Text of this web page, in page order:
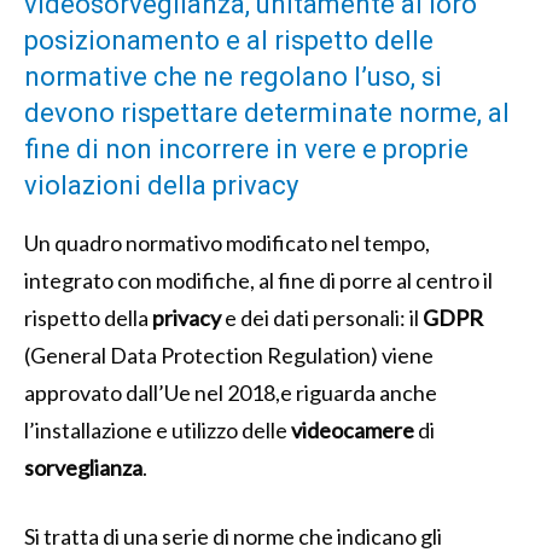
posizionamento e al rispetto delle
normative che ne regolano l’uso, si
devono rispettare determinate norme, al
fine di non incorrere in vere e proprie
violazioni della privacy
Un quadro normativo modificato nel tempo,
integrato con modifiche, al fine di porre al centro il
rispetto della privacye dei dati personali: il GDPR
(General Data Protection Regulation) viene
approvato dall’Ue nel 2018,e riguarda anche
l’installazione e utilizzo dellevideocameredi
sorveglianza.
Si tratta di una serie di norme che indicano gli